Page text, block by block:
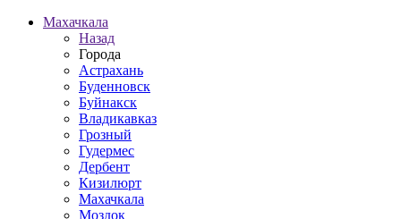
Махачкала
Назад
Города
Астрахань
Буденновск
Буйнакск
Владикавказ
Грозный
Гудермес
Дербент
Кизилюрт
Махачкала
Моздок